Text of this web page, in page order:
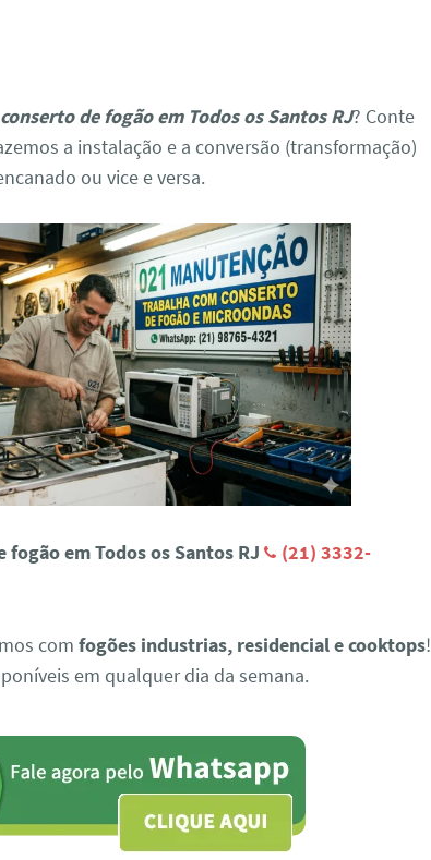
conserto de fogão em Todos os Santos RJ? Conte
a instalação e a conversão (transformação)
ou vice e versa.
fogão em Todos os Santos RJ
(21) 3332-
comfogões industrias, residencial e cooktops!
em qualquer dia da semana.